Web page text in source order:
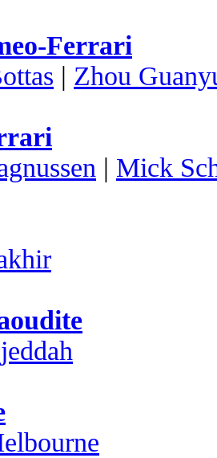
Ferrari
| Zhou
| Mick